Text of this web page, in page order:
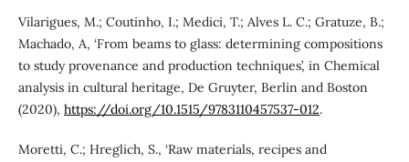
Vilarigues, M.; Coutinho, I.; Medici, T.; Alves L. C.; Gratuze, B.;
Machado, A, ‘From beams to glass: determining compositions
to study provenance and production techniques’, in Chemical
analysis in cultural heritage, De Gruyter, Berlin and Boston
(2020), https://doi.org/10.1515/9783110457537-012.
Moretti, C.; Hreglich, S., ‘Raw materials, recipes and